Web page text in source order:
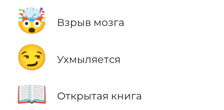
🤯 Взрыв мозга
😏 Ухмыляется
📖 Открытая книга